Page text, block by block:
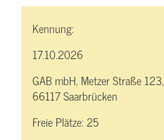
Kennung:
17.10.2026
GAB mbH, Metzer Straße 123,
66117 Saarbrücken
Freie Plätze:25